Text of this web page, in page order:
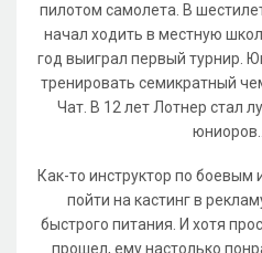
пилотом самолета. В
начал ходить в местную
год выиграл первый турнир.
тренировать семикратный
Чат. В 12 лет Лотнер стал
юниоров...
Как-то инструктор по боевым
пойти на кастинг в
быстрого питания. И хотя
прошел, ему настолько